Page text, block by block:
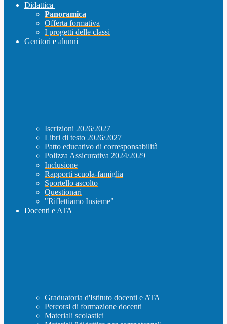
Didattica
Panoramica
Offerta formativa
I progetti delle classi
Genitori e alunni
Iscrizioni 2026/2027
Libri di testo 2026/2027
Patto educativo di corresponsabilità
Polizza Assicurativa 2024/2029
Inclusione
Rapporti scuola-famiglia
Sportello ascolto
Questionari
"Riflettiamo Insieme"
Docenti e ATA
Graduatoria d'Istituto docenti e ATA
Percorsi di formazione docenti
Materiali scolastici